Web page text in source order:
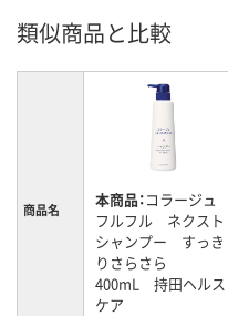
類似商品と比較
商品名 本商品：コラージュ
フルフル ネクスト
シャンプー すっき
りさらさら
400mL 持田ヘルス
ケア